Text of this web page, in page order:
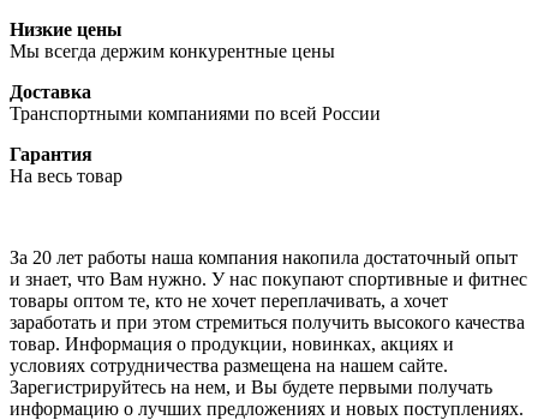
Низкие цены
Мы всегда держим конкурентные цены
Доставка
Транспортными компаниями по всей России
Гарантия
На весь товар
За 20 лет работы наша компания накопила достаточный опыт
и знает, что Вам нужно. У нас покупают спортивные и фитнес
товары оптом те, кто не хочет переплачивать, а хочет
заработать и при этом стремиться получить высокого качества
товар. Информация о продукции, новинках, акциях и
условиях сотрудничества размещена на нашем сайте.
Зарегистрируйтесь на нем, и Вы будете первыми получать
информацию о лучших предложениях и новых поступлениях.